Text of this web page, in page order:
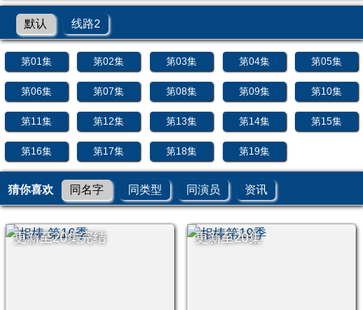
默认 线路2
第01集 第02集 第03集 第04集 第05集
第06集 第07集 第08集 第09集 第10集
第11集 第12集 第13集 第14集 第15集
第16集 第17集 第18集 第19集
猜你喜欢 同名字 同类型 同演员 资讯
更新至20集完结 更新至20集